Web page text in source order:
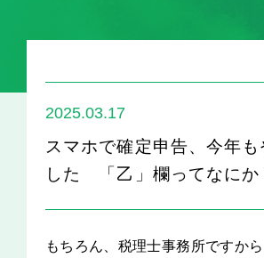
2025.03.17
スマホで確定申告、今年も
した 「乙」欄ってなにか
もちろん、税理士事務所ですか